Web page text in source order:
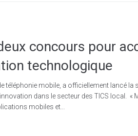
concours pour
technologique
téléphonie mobile, a officiellement lancé
dans le secteur des TICS local.
mobiles et...